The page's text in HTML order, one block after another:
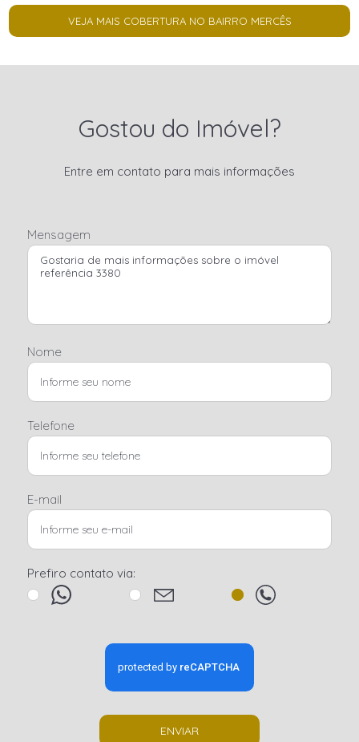
VEJA MAIS COBERTURA NO BAIRRO MERCÊS
Gostou do Imóvel?
Entre em contato para mais informações
Mensagem
Nome
Telefone
E-mail
Prefiro contato via:
ENVIAR